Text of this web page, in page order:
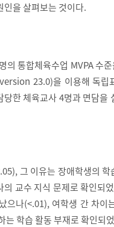
인을 살펴보는 것이다.
의 통합체육수업 MVPA 수
23.0)을 이용해 독립
한 체육교사 4명과 면담을
그 이유는 장애학생의 학
교수 지식 문제로 확인되
으나(<.01), 여학생 간 차이
학습 활동 부재로 확인되